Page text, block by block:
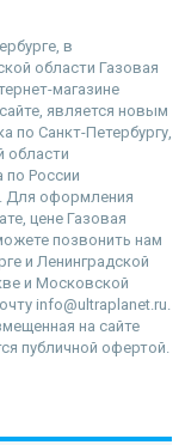
в
области Газовая
магазине
является новым
по Санкт-Петербургу,
области
России
Для оформления
цене Газовая
позвонить нам
и Ленинградской
и Московской
info@ultraplanet.ru.
на сайте
публичной офертой.